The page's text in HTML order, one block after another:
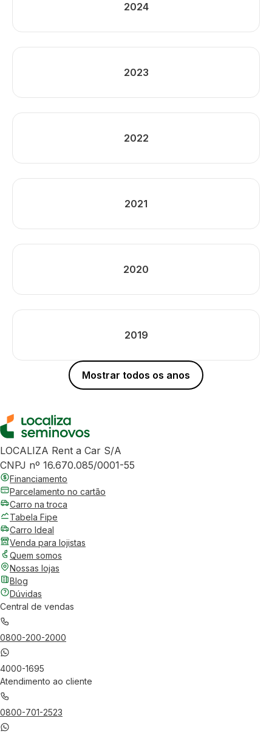
2024
2023
2022
2021
2020
2019
Mostrar todos os anos
LOCALIZA Rent a Car S/A
CNPJ nº 16.670.085/0001-55
Financiamento
Parcelamento no cartão
Carro na troca
Tabela Fipe
Carro Ideal
Venda para lojistas
Quem somos
Nossas lojas
Blog
Dúvidas
Central de vendas
0800-200-2000
4000-1695
Atendimento ao cliente
0800-701-2523